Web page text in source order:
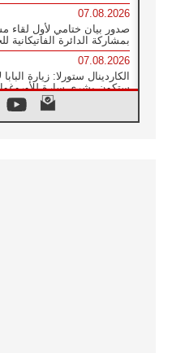
07.08.2026
صدور بيان ختامي لأول
بمشاركة الدائرة الفاتيكانية
07.08.2026
الكاردينال ستورلا: زيارة
ستكون بشرى سارة
الفاتيكان يعلن برنامج الزيارة